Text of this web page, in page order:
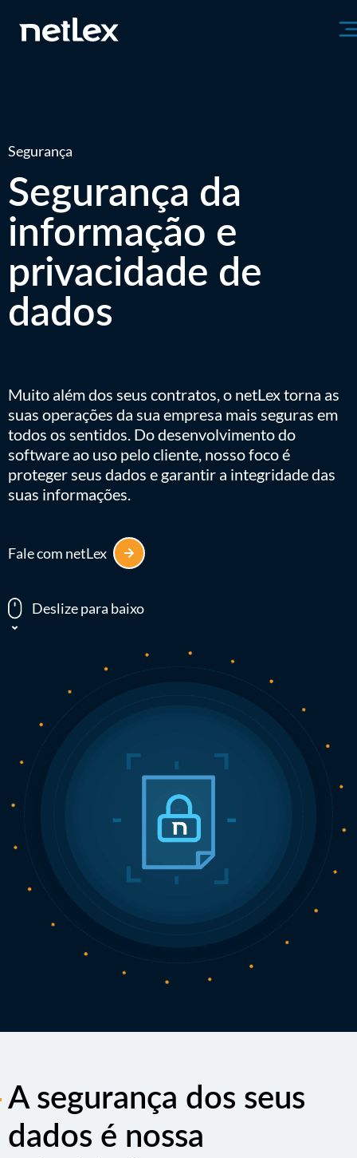
Segurança
Segurança da
informação e
privacidade de
dados
Muito além dos seus contratos, o netLex torna as
suas operações da sua empresa mais seguras em
todos os sentidos. Do desenvolvimento do
software ao uso pelo cliente, nosso foco é
proteger seus dados e garantir a integridade das
suas informações.
Fale com netLex
Deslize para baixo
A segurança dos seus
dados é nossa